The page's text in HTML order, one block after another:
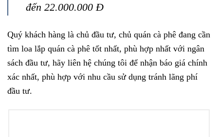
đến 22.000.000 Đ
Quý khách hàng là chủ đầu tư, chủ quán cà phê đang cần
tìm loa lắp quán cà phê tốt nhất, phù hợp nhất với ngân
sách đầu tư, hãy liên hệ chúng tôi để nhận báo giá chính
xác nhất, phù hợp với nhu cầu sử dụng tránh lãng phí
đầu tư.